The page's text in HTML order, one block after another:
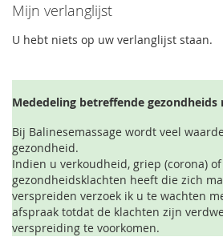
Mijn verlanglijst
U hebt niets op uw verlanglijst staan.
Mededeling betreffende gezondheids
Bij Balinesemassage wordt veel
gezondheid.
Indien u verkoudheid, griep (corona)
gezondheidsklachten heeft die zich
verspreiden verzoek ik u te wachten
afspraak totdat de klachten zijn
verspreiding te voorkomen.